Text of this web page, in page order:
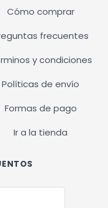
Cómo comprar
frecuentes
y condiciones
Políticas de envío
Formas de pago
Ir a la tienda